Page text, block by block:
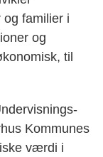
og familier i
og
til
Kommunes
værdi i